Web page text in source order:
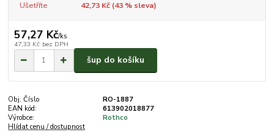
Ušetříte 42,73 Kč (43% sleva)
57,27 Kč/ks
47,33 Kč bez DPH
šup do košíku
Obj. Číslo
RO-1887
EAN kód:
613902018877
Výrobce:
Rothco
Hlídat cenu / dostupnost